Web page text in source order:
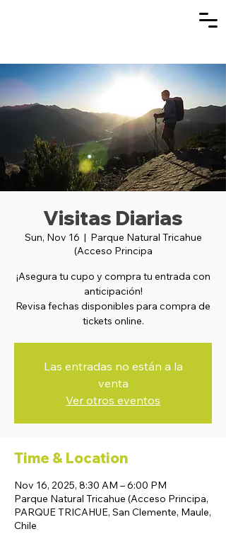
Visitas Diarias
Sun, Nov 16
  |
Parque Natural Tricahue
(Acceso Principa
¡Asegura tu cupo y compra tu entrada con
anticipación!
Revisa fechas disponibles para compra de
tickets online.
Las entradas no están a la
venta
Ver otros eventos
Time & Location
Nov 16, 2025, 8:30 AM – 6:00 PM
Parque Natural Tricahue (Acceso Principa,
PARQUE TRICAHUE, San Clemente, Maule,
Chile